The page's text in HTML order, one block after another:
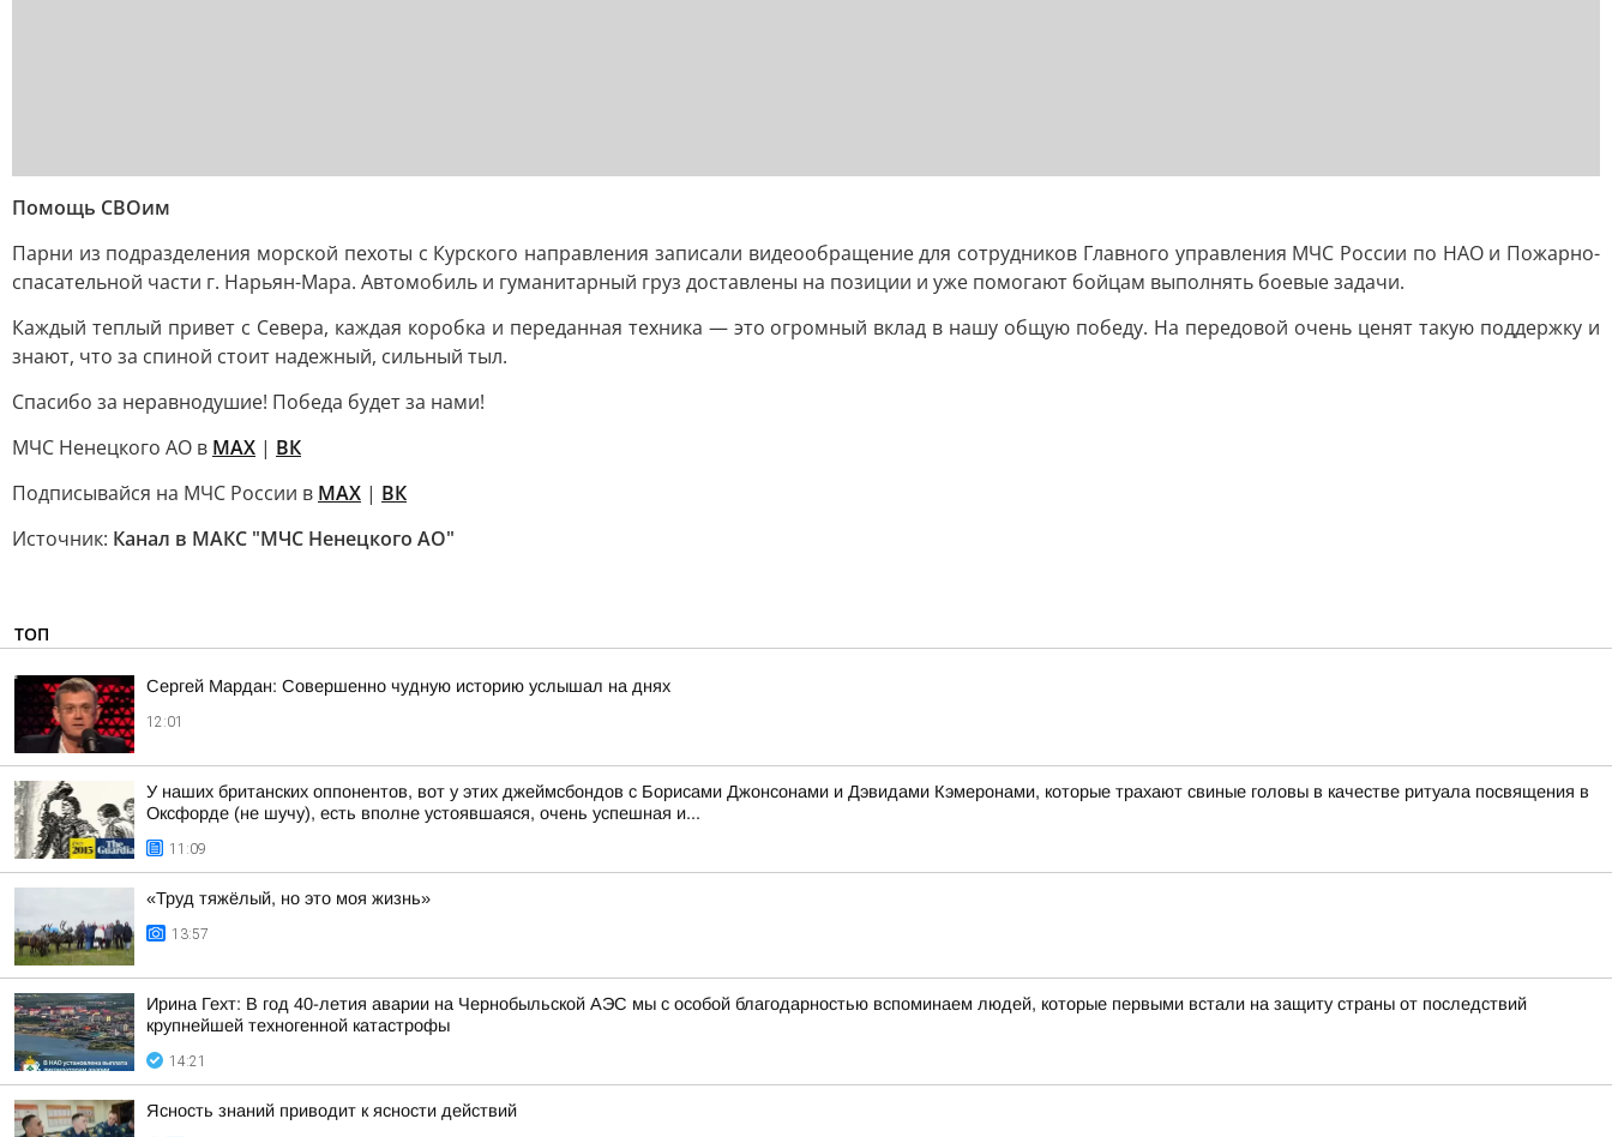
Помощь СВОим
Парни из подразделения морской пехоты с Курского направления записали видеообращение для сотрудников Главного управления МЧС России по НАО и Пожарно-
спасательной части г. Нарьян-Мара. Автомобиль и гуманитарный груз доставлены на позиции и уже помогают бойцам выполнять боевые задачи.
Каждый теплый привет с Севера, каждая коробка и переданная техника — это огромный вклад в нашу общую победу. На передовой очень ценят такую поддержку и
знают, что за спиной стоит надежный, сильный тыл.
Спасибо за неравнодушие! Победа будет за нами!
МЧС Ненецкого АО в MAX | ВК
Подписывайся на МЧС России в MAX | ВК
Источник: Канал в МАКС "МЧС Ненецкого АО"
ТОП
Сергей Мардан: Совершенно чудную историю услышал на днях
12:01
У наших британских оппонентов, вот у этих джеймсбондов с Борисами Джонсонами и Дэвидами Кэмеронами, которые трахают свиные головы в качестве ритуала посвящения в
Оксфорде (не шучу), есть вполне устоявшаяся, очень успешная и...
11:09
«Труд тяжёлый, но это моя жизнь»
13:57
Ирина Гехт: В год 40-летия аварии на Чернобыльской АЭС мы с особой благодарностью вспоминаем людей, которые первыми встали на защиту страны от последствий
крупнейшей техногенной катастрофы
14:21
Ясность знаний приводит к ясности действий